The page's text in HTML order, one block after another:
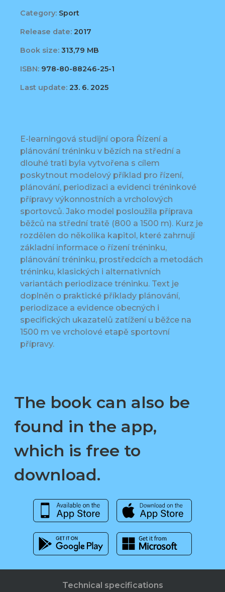
Category: Sport
Release date: 2017
Book size: 313,79 MB
ISBN: 978-80-88246-25-1
Last update: 23. 6. 2025
E-learningová studijní opora Řízení a
plánování tréninku v bězích na střední a
dlouhé trati byla vytvořena s cílem
poskytnout modelový příklad pro řízení,
plánování, periodizaci a evidenci tréninkové
přípravy výkonnostních a vrcholových
sportovců. Jako model posloužila příprava
běžců na střední tratě (800 a 1500 m). Kurz je
rozdělen do několika kapitol, které zahrnují
základní informace o řízení tréninku,
plánování tréninku, prostředcích a metodách
tréninku, klasických i alternativních
variantách periodizace tréninku. Text je
doplněn o praktické příklady plánování,
periodizace a evidence obecných i
specifických ukazatelů zatížení u běžce na
1500 m ve vrcholové etapě sportovní
přípravy.
The book can also be
found in the app,
which is free to
download.
Technical specifications